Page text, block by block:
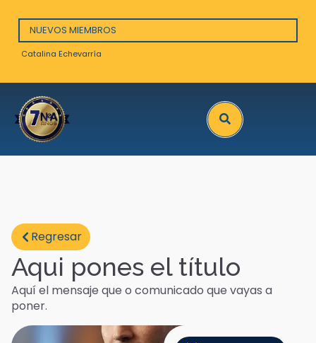
NUEVOS MIEMBROS
Catalina Echevarría
Search
Regresar
Aqui pones el título
Aquí el mensaje que o comunicado que vayas a
poner.